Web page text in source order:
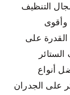
التنظيف
وأقوى
القدرة على
أنواع
على الجدران